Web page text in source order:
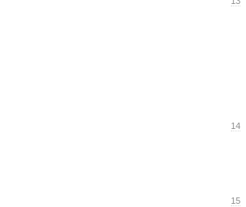
14
15